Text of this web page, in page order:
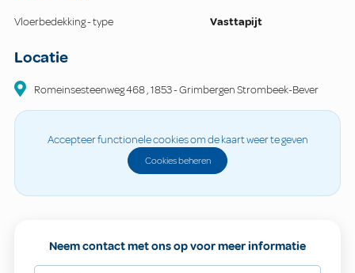
Vloerbedekking - type Vasttapijt
Locatie
Romeinsesteenweg468,1853-Grimbergen Strombeek-Bever
Accepteer functionele cookies om de kaart weer te geven
Cookies beheren
Neem contact met ons op voor meer informatie